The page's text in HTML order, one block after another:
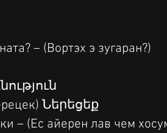
– (Вортэх э зугаран?)
Ներեցեք
– (Ес айерен лав чем